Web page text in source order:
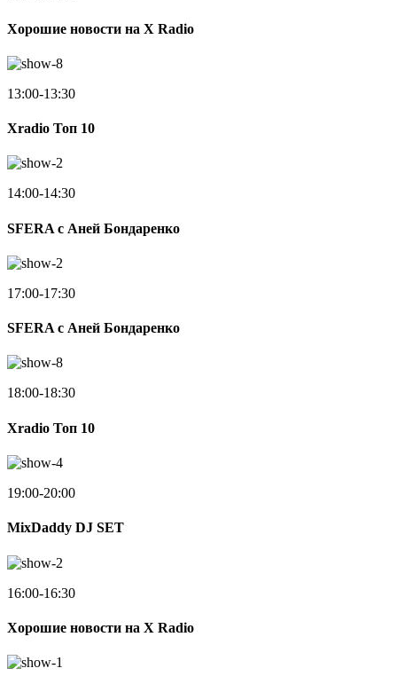
Хорошие новости на X Radio
13:00-13:30
Xradio Топ 10
14:00-14:30
SFERA с Аней Бондаренко
17:00-17:30
SFERA с Аней Бондаренко
18:00-18:30
Xradio Топ 10
19:00-20:00
MixDaddy DJ SET
16:00-16:30
Хорошие новости на X Radio